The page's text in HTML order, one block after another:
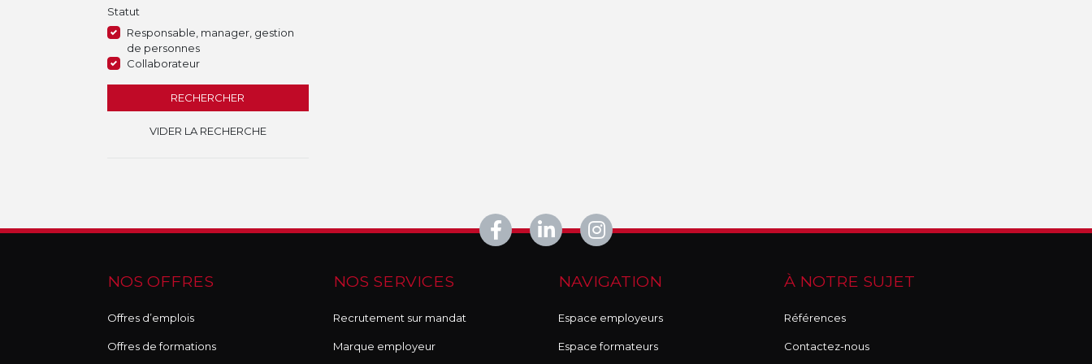
Statut
Responsable, manager, gestion
de personnes
Collaborateur
RECHERCHER
VIDER LA RECHERCHE
NOS OFFRES
Offres d’emplois
Offres de formations
NOS SERVICES
Recrutement sur mandat
Marque employeur
NAVIGATION
Espace employeurs
Espace formateurs
À NOTRE SUJET
Références
Contactez-nous